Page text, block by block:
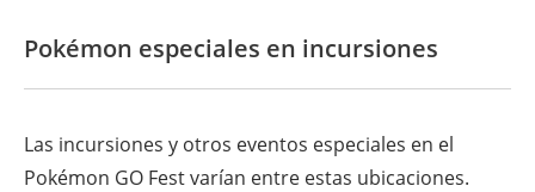
Pokémon especiales en incursiones
Las incursiones y otros eventos especiales en el
Pokémon GO Fest varían entre estas ubicaciones.